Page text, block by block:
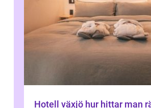
Hotell växjö hur hittar man rätt boende